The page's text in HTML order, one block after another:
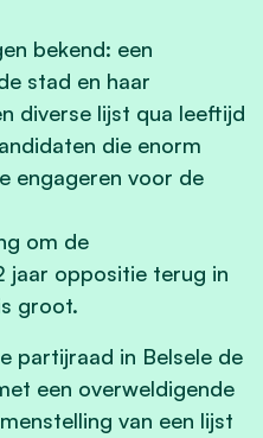
bekend: een
stad en haar
diverse lijst qua leeftijd
die enorm
engageren voor de
om de
jaar oppositie terug in
groot.
partijraad in Belsele de
een overweldigende
van een lijst